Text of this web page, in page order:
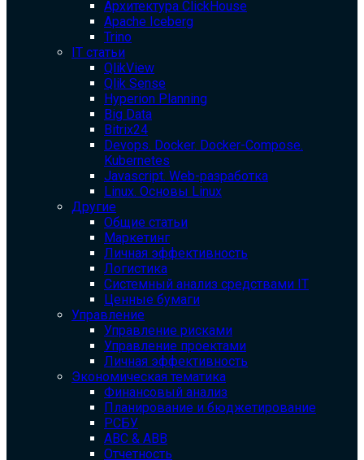
Архитектура ClickHouse
Apache Iceberg
Trino
IT статьи
QlikView
Qlik Sense
Hyperion Planning
Big Data
Bitrix24
Devops. Docker. Docker-Compose.
Kubernetes
Javascript. Web-разработка
Linux. Основы Linux
Другие
Общие статьи
Маркетинг
Личная эффективность
Логистика
Системный анализ средствами IT
Ценные бумаги
Управление
Управление рисками
Управление проектами
Личная эффективность
Экономическая тематика
Финансовый анализ
Планирование и бюджетирование
РСБУ
ABC & ABB
Отчетность